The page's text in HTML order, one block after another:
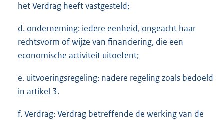
het Verdrag heeft vastgesteld;
d. onderneming: iedere eenheid, ongeacht haar
rechtsvorm of wijze van financiering, die een
economische activiteit uitoefent;
e. uitvoeringsregeling: nadere regeling zoals bedoeld
in artikel 3.
f. Verdrag: Verdrag betreffende de werking van de